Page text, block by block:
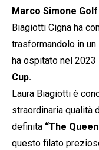
Marco Simone
Biagiotti Cigna ha
trasformandolo in un
ha ospitato nel 2023
Cup.
Laura Biagiotti è
straordinaria qualità
definita “The
questo filato